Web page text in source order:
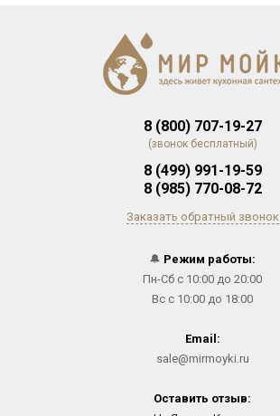
8 (800) 707-19-27
(звонок бесплатный)
8 (499) 991-19-59
8 (985) 770-08-72
Заказать обратный звонок
🔔 Режим работы:
Пн-Сб с 10:00 до 20:00
Вс с 10:00 до 18:00
Email:
sale@mirmoyki.ru
Оставить отзыв: